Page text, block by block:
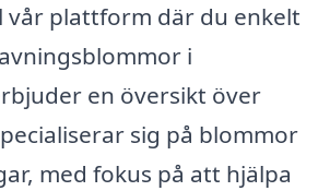
vår plattform där du enkelt
i
en översikt över
sig på blommor
med fokus på att hjälpa